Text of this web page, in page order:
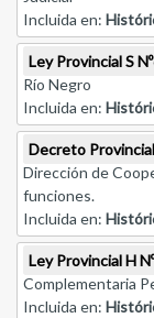
Incluida en:
Ley Provincial S
Río Negro
Incluida en:
Decreto
Dirección de
funciones.
Incluida en:
Ley Provincial H
Complementaria
Incluida en: